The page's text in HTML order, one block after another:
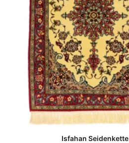
Isfahan Seidenkette